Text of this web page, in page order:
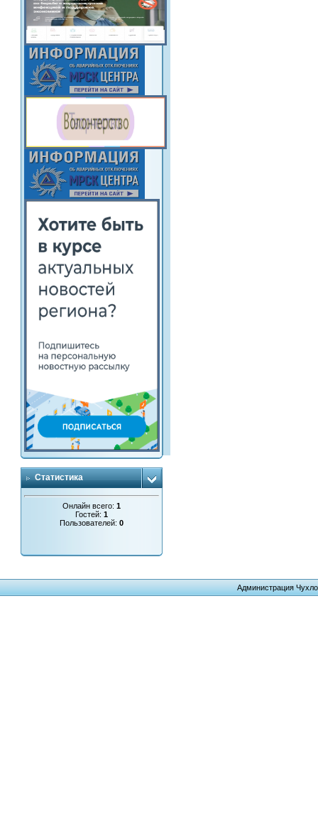
Статистика
Онлайн всего:1
Гостей:1
Пользователей:0
Администрация